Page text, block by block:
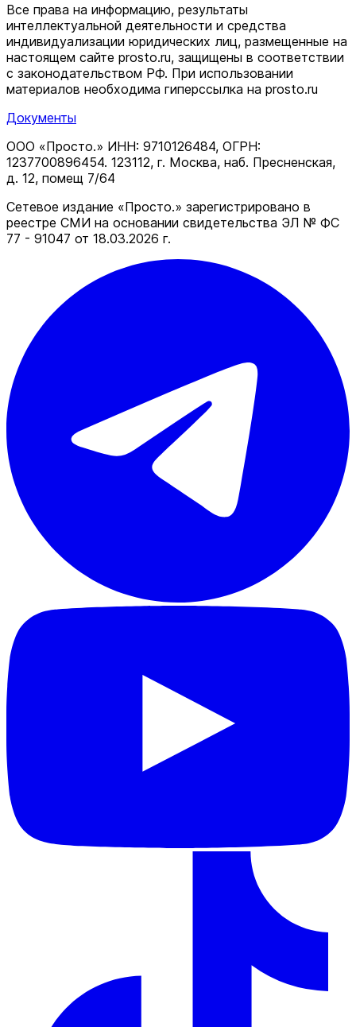
Все права на информацию, результаты
интеллектуальной деятельности и средства
индивидуализации юридических лиц, размещенные на
настоящем сайте prosto.ru, защищены в соответствии
c законодательством РФ. При использовании
материалов необходима гиперссылка на prosto.ru
Документы
ООО «Просто.» ИНН: 9710126484, ОГРН:
1237700896454. 123112, г. Москва, наб. Пресненская,
д. 12, помещ 7/64
Сетевое издание «Просто.» зарегистрировано в
реестре СМИ на основании свидетельства ЭЛ № ФС
77 - 91047 от 18.03.2026 г.